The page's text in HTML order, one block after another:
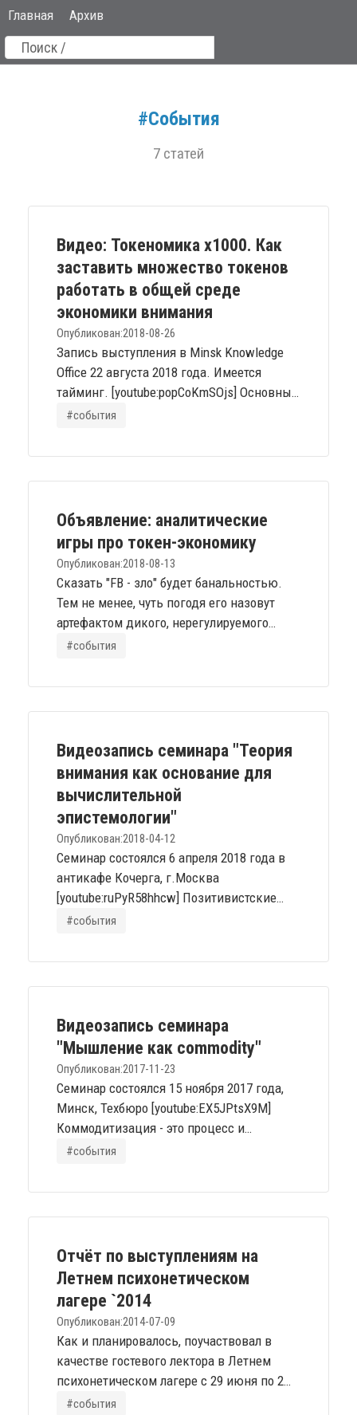
Главная Архив
#События
7 статей
Видео: Токеномика х1000. Как
заставить множество токенов
работать в общей среде
экономики внимания
Опубликован:2018-08-26
Запись выступления в Minsk Knowledge
Office 22 августа 2018 года. Имеется
тайминг. [youtube:popCoKmSOjs] Основные
темы: [11:50] Экономика внимания -
такого, что понадобилось новое
[20:45] Онтология инструмента [27:30]
Онтология...
#события
Объявление: аналитические
игры про токен-экономику
Опубликован:2018-08-13
Сказать "FB - зло" будет банальностью.
Тем не менее, чуть погодя его назовут
артефактом дикого, нерегулируемого
рынка внимания. И платформой, где этот
Под "регулированием" я понимания не
непосредственно управление практиками
захвата, удержания, логистики и
монетизации внимания больших и
волатильных...
#события
Видеозапись семинара "Теория
внимания как основание для
вычислительной
эпистемологии"
Опубликован:2018-04-12
Семинар состоялся 6 апреля 2018 года в
антикафе Кочерга, г.Москва
[youtube:ruPyR58hhcw] Позитивистские
методы мышления плохо подходят для
невозможно наблюдать напрямую - с
разнообразия и динамики: эмоциями,
мышлением, социальными
взаимодействиями. На задачах
предельной сложности...
#события
Видеозапись семинара
"Мышление как commodity"
Опубликован:2017-11-23
Семинар состоялся 15 ноября 2017 года,
Минск, Техбюро [youtube:EX5JPtsX9M]
Коммодитизация - это процесс и
результат превращения некоторого
(fungible), потребительские свойства
рынке должна сложиться ситуация, когда
у такого ресурса появляется достаточно
производителей, чтобы потребитель...
#события
Отчёт по выступлениям на
Летнем психонетическом
лагере `2014
Опубликован:2014-07-09
Как и планировалось, поучаствовал в
качестве гостевого лектора в Летнем
психонетическом лагере с 29 июня по 2
июля. Спасибо организаторам, в первую
#события